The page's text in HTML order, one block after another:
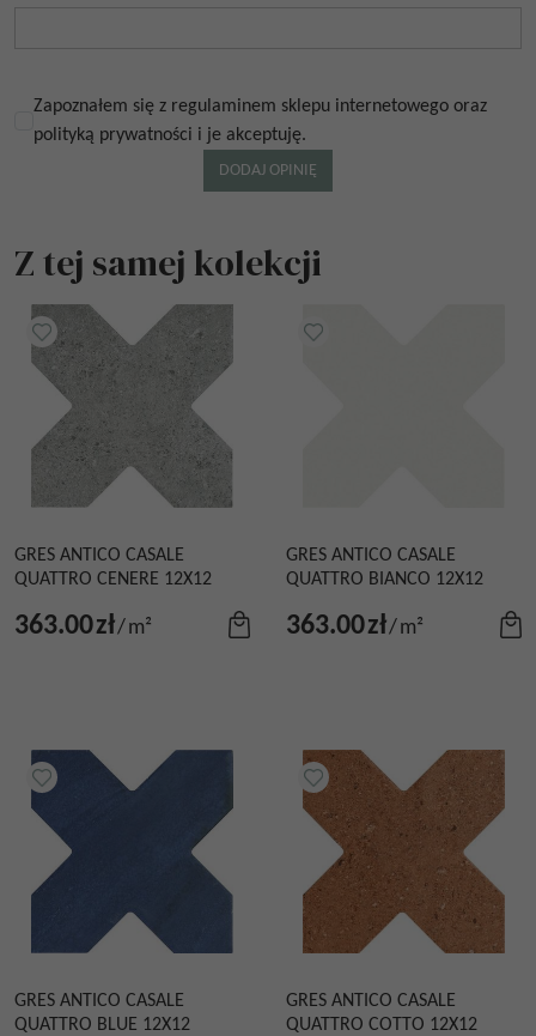
Zapoznałem się z regulaminem sklepu internetowego oraz
polityką prywatności i je akceptuję.
Z tej samej kolekcji
GRES ANTICO CASALE
QUATTRO CENERE 12X12
363.00zł/m²
GRES ANTICO CASALE
QUATTRO BIANCO 12X12
363.00zł/m²
GRES ANTICO CASALE
QUATTRO BLUE 12X12
GRES ANTICO CASALE
QUATTRO COTTO 12X12